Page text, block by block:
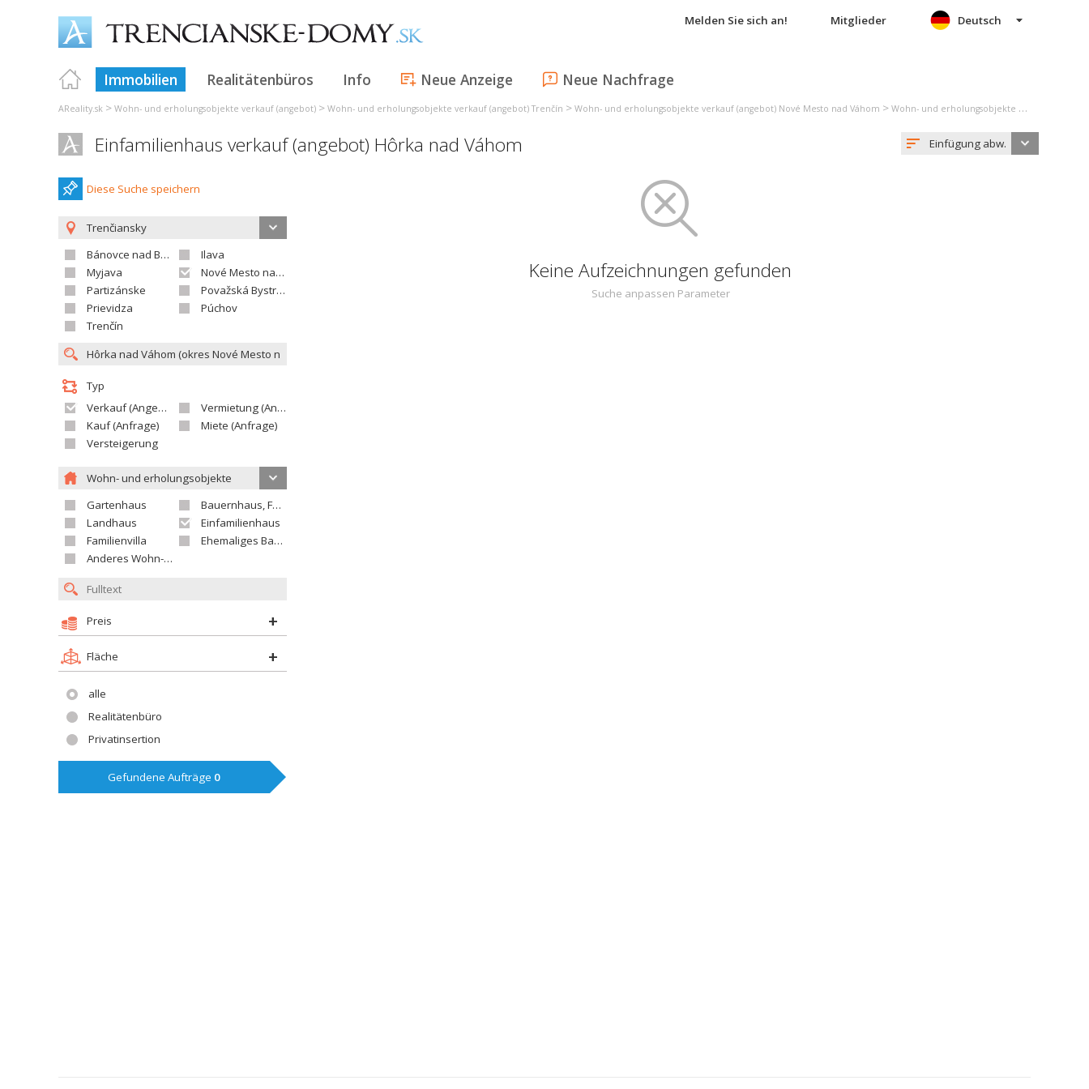
Melden Sie sich an! Mitglieder
Immobilien Realitätenbüros Info Neue Anzeige Neue Nachfrage
Deutsch
AReality.sk > Wohn- und erholungsobjekte verkauf (angebot) > Wohn- und erholungsobjekte verkauf (angebot) Trenčín > Wohn- und erholungsobjekte verkauf (angebot) Nové Mesto nad Váhom > Wohn- und erholungsobjekte verkauf (angebot) Hôrka nad Váhom
Einfamilienhaus verkauf (angebot) Hôrka nad Váhom Einfügung abw.
Diese Suche speichern
Trenčiansky
Bánovce nad Bebravou
Ilava
Myjava
Nové Mesto nad Váhom
Partizánske
Považská Bystrica
Prievidza
Púchov
Trenčín
Typ
Verkauf (Angebot)
Vermietung (Angebot)
Kauf (Anfrage)
Miete (Anfrage)
Versteigerung
Wohn- und erholungsobjekte
Gartenhaus
Bauernhaus, Ferienhaus
Landhaus
Einfamilienhaus
Familienvilla
Ehemaliges Bauerngut
Anderes Wohn- oder Ferienobjekt
Preis
Fläche
alle
Realitätenbüro
Privatinsertion
Gefundene Aufträge 0
Keine Aufzeichnungen gefunden
Suche anpassen Parameter